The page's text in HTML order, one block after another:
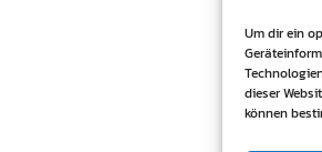
Um dir ein
dieser
können